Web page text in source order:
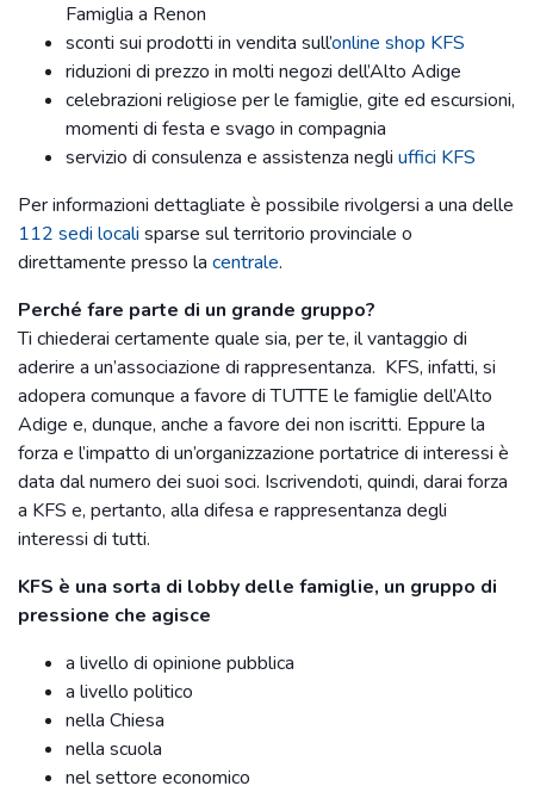
Famiglia a Renon
sconti sui prodotti in vendita sull’online shop KFS
riduzioni di prezzo in molti negozi dell’Alto Adige
celebrazioni religiose per le famiglie, gite ed escursioni,
momenti di festa e svago in compagnia
servizio di consulenza e assistenza negli uffici KFS
Per informazioni dettagliate è possibile rivolgersi a una delle
112 sedi locali sparse sul territorio provinciale o
direttamente presso la centrale.
Perché fare parte di un grande gruppo?
Ti chiederai certamente quale sia, per te, il vantaggio di
aderire a un’associazione di rappresentanza. KFS, infatti, si
adopera comunque a favore di TUTTE le famiglie dell’Alto
Adige e, dunque, anche a favore dei non iscritti. Eppure la
forza e l’impatto di un’organizzazione portatrice di interessi è
data dal numero dei suoi soci. Iscrivendoti, quindi, darai forza
a KFS e, pertanto, alla difesa e rappresentanza degli
interessi di tutti.
KFS è una sorta di lobby delle famiglie, un gruppo di
pressione che agisce
a livello di opinione pubblica
a livello politico
nella Chiesa
nella scuola
nel settore economico